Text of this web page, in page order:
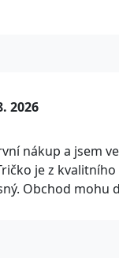
2026
nákup a jsem
je z
Obchod mohu